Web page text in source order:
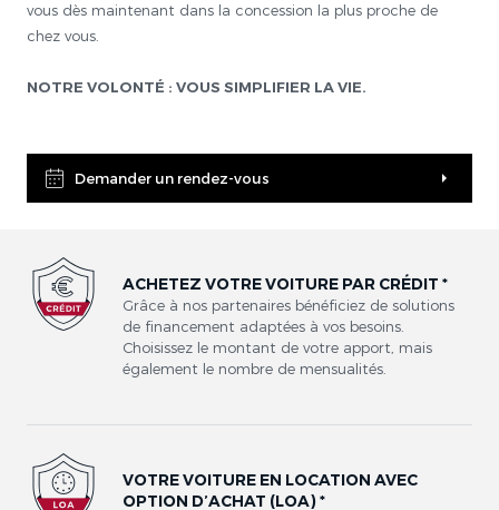
vous dès maintenant dans la concession la plus proche de
chez vous.
NOTRE VOLONTÉ : VOUS SIMPLIFIER LA VIE.
Demander un rendez-vous
ACHETEZ VOTRE VOITURE PAR CRÉDIT *
Grâce à nos partenaires bénéficiez de solutions
de financement adaptées à vos besoins.
Choisissez le montant de votre apport, mais
également le nombre de mensualités.
VOTRE VOITURE EN LOCATION AVEC
OPTION D’ACHAT (LOA) *